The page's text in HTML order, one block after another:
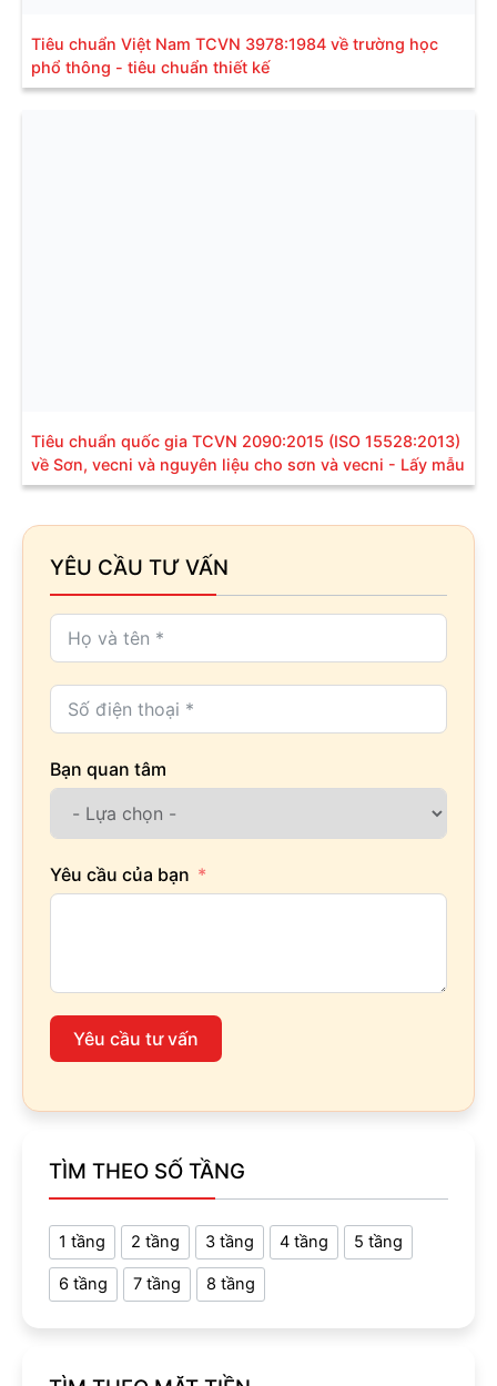
Tiêu chuẩn Việt Nam TCVN 3978:1984 về trường học
phổ thông - tiêu chuẩn thiết kế
Tiêu chuẩn quốc gia TCVN 2090:2015 (ISO 15528:2013)
về Sơn, vecni và nguyên liệu cho sơn và vecni - Lấy mẫu
YÊU CẦU TƯ VẤN
Bạn quan tâm
Yêu cầu của bạn
Yêu cầu tư vấn
TÌM THEO SỐ TẦNG
1 tầng 2 tầng 3 tầng 4 tầng 5 tầng
6 tầng 7 tầng 8 tầng